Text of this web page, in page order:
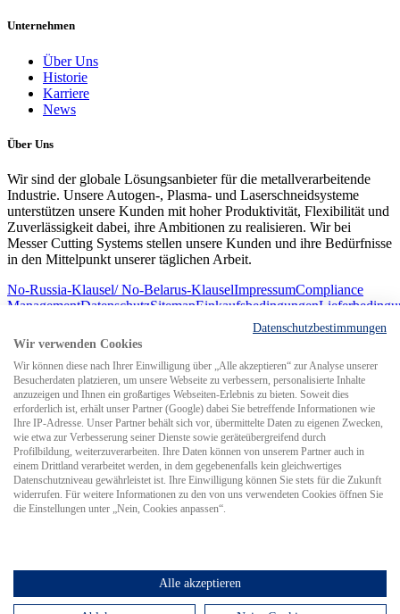
Unternehmen
Über Uns
Historie
Karriere
News
Über Uns
Wir sind der globale Lösungsanbieter für die metallverarbeitende
Industrie. Unsere Autogen-, Plasma- und Laserschneidsysteme
unterstützen unsere Kunden mit hoher Produktivität, Flexibilität und
Zuverlässigkeit dabei, ihre Ambitionen zu realisieren. Wir bei
Messer Cutting Systems stellen unsere Kunden und ihre Bedürfnisse
in den Mittelpunkt unserer täglichen Arbeit.
No-Russia-Klausel/ No-Belarus-KlauselImpressumCompliance
ManagementDatenschutzSitemapEinkaufsbedingungen
© 2026 Messer Cutting Systems GmbH & Co. KG
Search for
MCS weltweit
Datenschutzbestimmungen
Wir verwenden Cookies
Wir können diese nach Ihrer Einwilligung über „Alle akzeptieren“ zur Analyse unserer
Besucherdaten platzieren, um unsere Webseite zu verbessern, personalisierte Inhalte
anzuzeigen und Ihnen ein großartiges Webseiten-Erlebnis zu bieten. Soweit dies
erforderlich ist, erhält unser Partner (Google) dabei Sie betreffende Informationen wie
Ihre IP-Adresse. Unser Partner behält sich vor, übermittelte Daten zu eigenen Zwecken,
wie etwa zur Verbesserung seiner Dienste sowie geräteübergreifend durch
Profilbildung, weiterzuverarbeiten. Ihre Daten können von unserem Partner auch in
einem Drittland verarbeitet werden, in dem gegebenenfalls kein gleichwertiges
Datenschutzniveau gewährleistet ist. Ihre Einwilligung können Sie stets für die Zukunft
widerrufen. Für weitere Informationen zu den von uns verwendeten Cookies öffnen Sie
die Einstellungen unter „Nein, Cookies anpassen“.
Alle akzeptieren